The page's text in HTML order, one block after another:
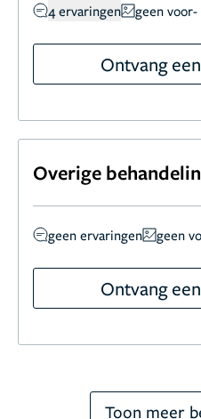
4 ervaringen geen voor-
Ontvang
Overige
geen ervaringen geen
Ontvang
Toon meer